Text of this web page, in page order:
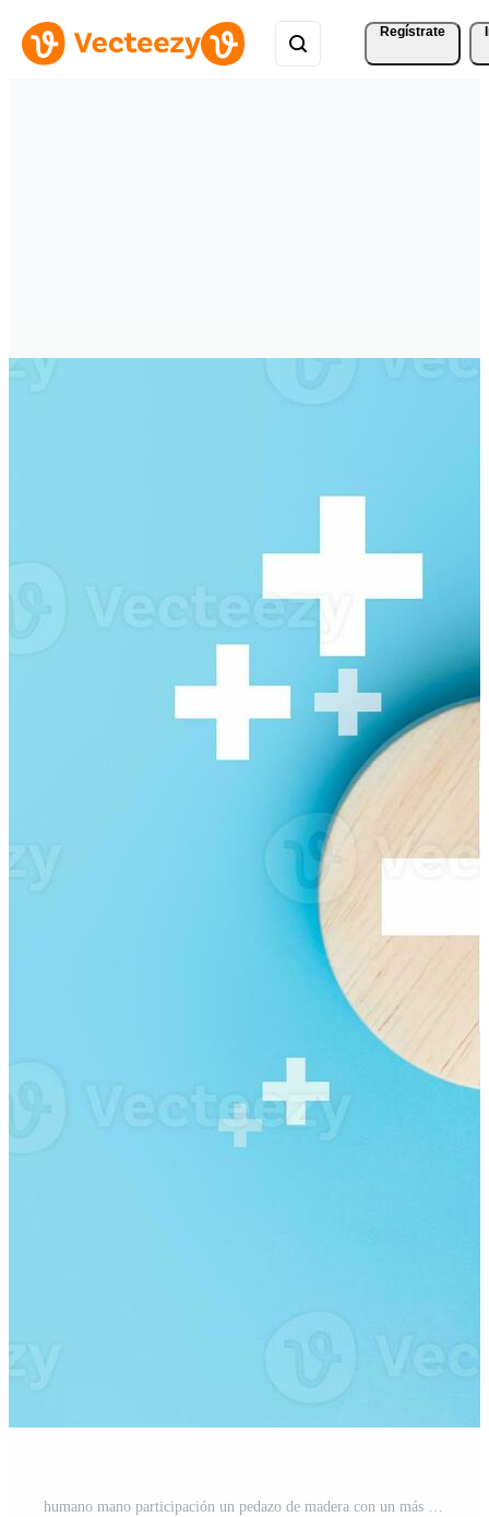
Regístrate
humano mano participación un pedazo de madera con un más firmar representando positivo cosas tal como ganancias, beneficios, desarrollo, csr representado por un más firmar, salud seguro. mano demostración un más signo. Foto Pro